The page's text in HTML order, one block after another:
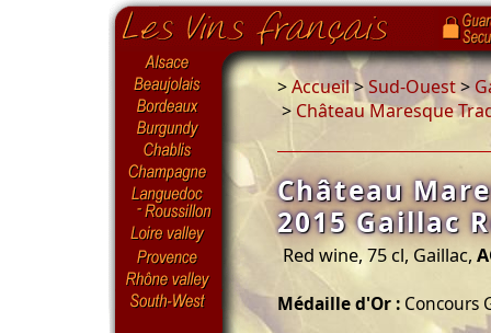
>Accueil>Sud-Ouest>
> Château Maresque
Château
2015 Gaillac
Red wine, 75 cl, Gaillac,
Médaille d'Or : Concours